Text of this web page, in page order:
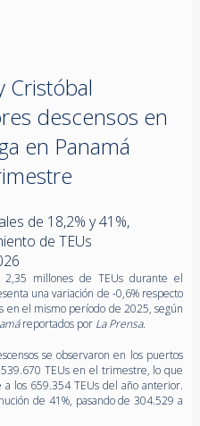
Cristóbal
descensos en
en Panamá
de 18,2% y 41%,
de TEUs
2,35 millones de TEUs durante el
una variación de -0,6% respecto
en el mismo período de 2025, según
reportados por La Prensa.
se observaron en los puertos
TEUs en el trimestre, lo que
los 659.354 TEUs del año anterior.
de 41%, pasando de 304.529 a